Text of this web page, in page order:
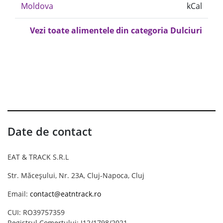
Moldova
kCal
Vezi toate alimentele din categoria Dulciuri
Date de contact
EAT & TRACK S.R.L
Str. Măceșului, Nr. 23A, Cluj-Napoca, Cluj
Email: contact@eatntrack.ro
CUI: RO39757359